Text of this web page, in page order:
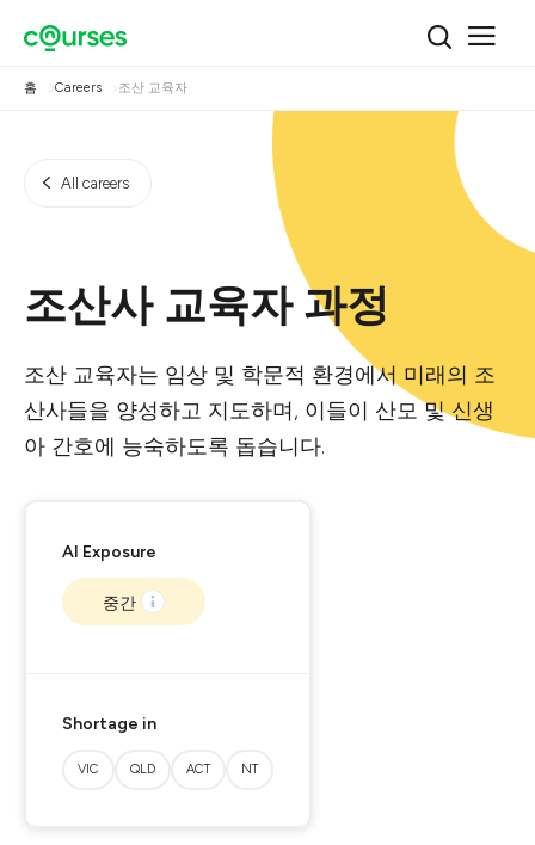
홈 Careers 조산 교육자
All careers
조산사 교육자 과정
조산 교육자는 임상 및 학문적 환경에서 미래의 조
산사들을 양성하고 지도하며, 이들이 산모 및 신생
아 간호에 능숙하도록 돕습니다.
AI Exposure
중간
Shortage in
VIC QLD ACT NT